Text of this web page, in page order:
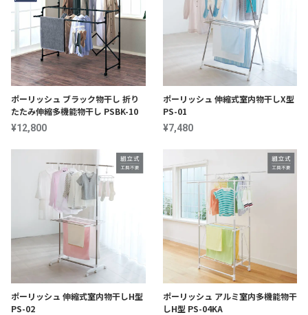
ポーリッシュ ブラック物干し 折り
たたみ伸縮多機能物干し PSBK-10
¥12,800
ポーリッシュ 伸縮式室内物干しX型
PS-01
¥7,480
ポーリッシュ 伸縮式室内物干しH型
PS-02
ポーリッシュ アルミ室内多機能物干
しH型 PS-04KA